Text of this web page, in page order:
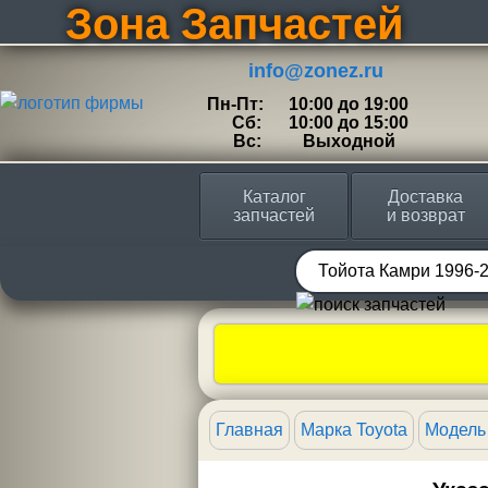
Зона Запчастей
info@zonez.ru
Пн-Пт:
Сб:
Вс:
10:00 до 19:00
10:00 до 15:00
Выходной
Каталог
запчастей
Доставка
и возврат
Главная Марка Toyota